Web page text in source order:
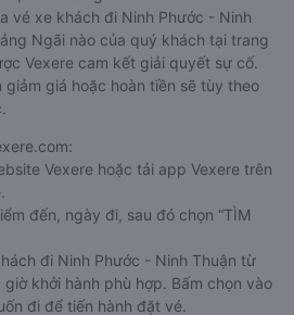
vé xe khách đi Ninh Phước - Ninh
Ngãi nào của quý khách tại trang
Vexere cam kết giải quyết sự cố.
giảm giá hoặc hoàn tiền sẽ tùy theo
Vexere hoặc tải app Vexere trên
đến, ngày đi, sau đó chọn “TÌM
đi Ninh Phước - Ninh Thuận từ
khởi hành phù hợp. Bấm chọn vào
đi để tiến hành đặt vé.